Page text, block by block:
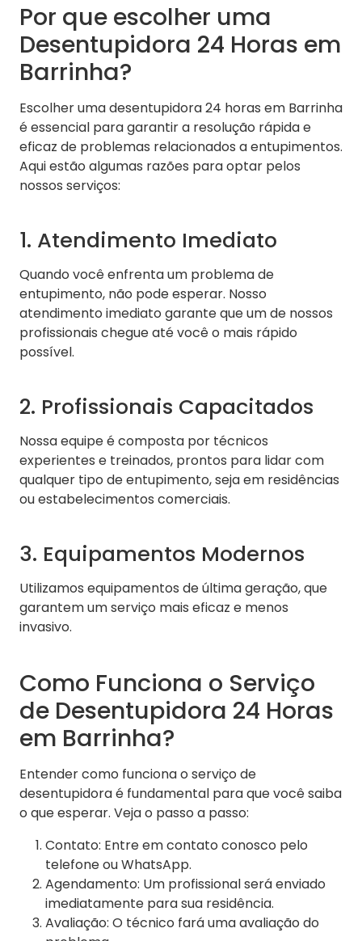
Por que escolher uma
Desentupidora 24 Horas em
Barrinha?
Escolher uma desentupidora 24 horas em Barrinha
é essencial para garantir a resolução rápida e
eficaz de problemas relacionados a entupimentos.
Aqui estão algumas razões para optar pelos
nossos serviços:
1. Atendimento Imediato
Quando você enfrenta um problema de
entupimento, não pode esperar. Nosso
atendimento imediato garante que um de nossos
profissionais chegue até você o mais rápido
possível.
2. Profissionais Capacitados
Nossa equipe é composta por técnicos
experientes e treinados, prontos para lidar com
qualquer tipo de entupimento, seja em residências
ou estabelecimentos comerciais.
3. Equipamentos Modernos
Utilizamos equipamentos de última geração, que
garantem um serviço mais eficaz e menos
invasivo.
Como Funciona o Serviço
de Desentupidora 24 Horas
em Barrinha?
Entender como funciona o serviço de
desentupidora é fundamental para que você saiba
o que esperar. Veja o passo a passo:
Contato: Entre em contato conosco pelo
telefone ou WhatsApp.
Agendamento: Um profissional será enviado
imediatamente para sua residência.
Avaliação: O técnico fará uma avaliação do